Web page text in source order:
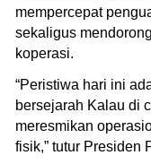
mempercepat
sekaligus
koperasi.
“Peristiwa hari ini
bersejarah Kalau di
meresmikan
fisik,” tutur Presiden